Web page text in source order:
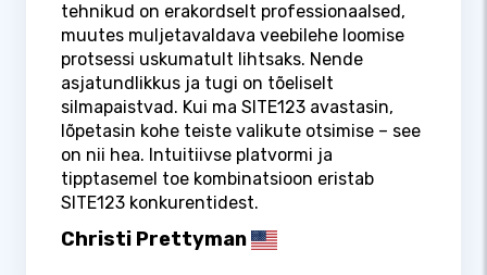
tehnikud on erakordselt professionaalsed,
muutes muljetavaldava veebilehe loomise
protsessi uskumatult lihtsaks. Nende
asjatundlikkus ja tugi on tõeliselt
silmapaistvad. Kui ma SITE123 avastasin,
lõpetasin kohe teiste valikute otsimise – see
on nii hea. Intuitiivse platvormi ja
tipptasemel toe kombinatsioon eristab
SITE123 konkurentidest.
Christi Prettyman